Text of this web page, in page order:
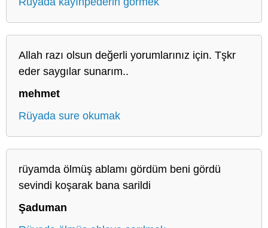
Allah razı olsun değerli yorumlarınız için. Tşkr
eder saygılar sunarım..
mehmet
Rüyada sure okumak
rüyamda ölmüş ablamı gördüm beni gördü
sevindi koşarak bana sarildi
Şaduman